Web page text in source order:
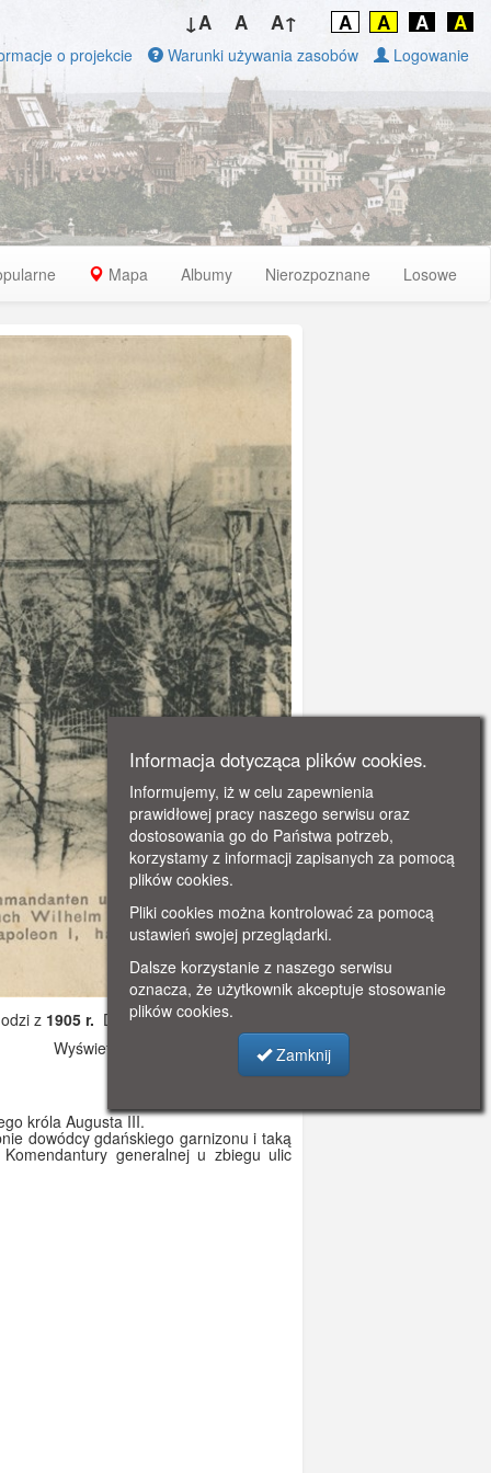
↓A A A↑ A A A A
o projekcie Warunki używania zasobów Logowanie
Mapa Albumy Nierozpoznane Losowe
z 1905 r. Dodano: 2019-12-04 23:33
Wyświetlono: 6534
króla Augusta III.
dowódcy gdańskiego garnizonu i taką
generalnej u zbiegu ulic
Informacja dotycząca plików cookies.
Informujemy, iż w celu zapewnienia
prawidłowej pracy naszego serwisu oraz
dostosowania go do Państwa potrzeb,
korzystamy z informacji zapisanych za pomocą
plików cookies.
Pliki cookies można kontrolować za pomocą
ustawień swojej przeglądarki.
Dalsze korzystanie z naszego serwisu
oznacza, że użytkownik akceptuje stosowanie
plików cookies.
Zamknij